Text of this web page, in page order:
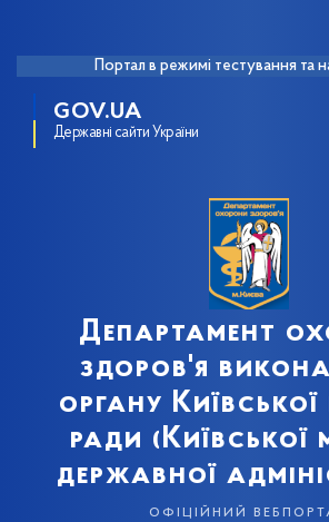
Портал в режимі тестування та
GOV.UA
Державні сайти України
Департамент
здоров'я
органу Київської
ради (Київської
державної
офіційний